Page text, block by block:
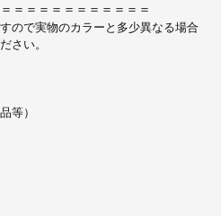
＝＝＝＝＝＝＝＝＝＝＝
ので実物のカラーと多少異なる場合
さい。
等）